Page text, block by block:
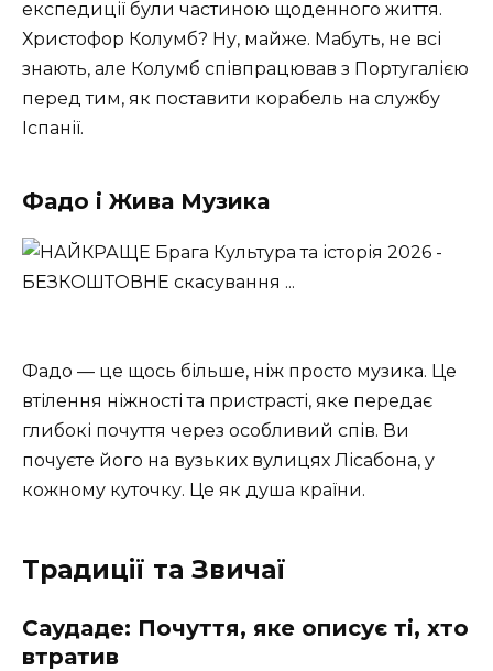
експедиції були частиною щоденного життя.
Христофор Колумб? Ну, майже. Мабуть, не всі
знають, але Колумб співпрацював з Португалією
перед тим, як поставити корабель на службу
Іспанії.
Фадо і Жива Музика
Фадо — це щось більше, ніж просто музика. Це
втілення ніжності та пристрасті, яке передає
глибокі почуття через особливий спів. Ви
почуєте його на вузьких вулицях Лісабона, у
кожному куточку. Це як душа країни.
Традиції та Звичаї
Саудаде: Почуття, яке описує ті, хто
втратив